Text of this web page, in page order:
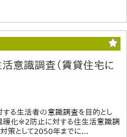
意識調査（賃貸住宅に
する生活者の意識調査を目的とし
暖化※2防止に対する住生活意識調
策として2050年までに...